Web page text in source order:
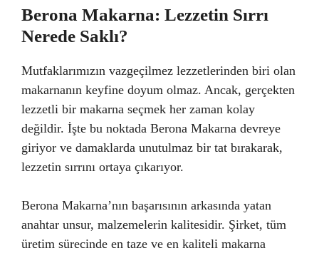
Berona Makarna: Lezzetin Sırrı
Nerede Saklı?
Mutfaklarımızın vazgeçilmez lezzetlerinden biri olan
makarnanın keyfine doyum olmaz. Ancak, gerçekten
lezzetli bir makarna seçmek her zaman kolay
değildir. İşte bu noktada Berona Makarna devreye
giriyor ve damaklarda unutulmaz bir tat bırakarak,
lezzetin sırrını ortaya çıkarıyor.
Berona Makarna’nın başarısının arkasında yatan
anahtar unsur, malzemelerin kalitesidir. Şirket, tüm
üretim sürecinde en taze ve en kaliteli makarna